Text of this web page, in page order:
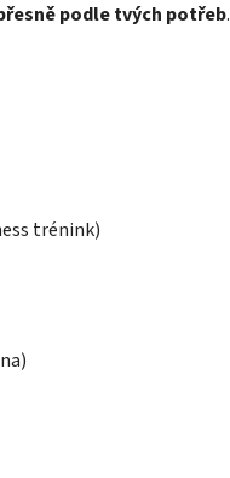
podle tvých potřeb.
trénink)